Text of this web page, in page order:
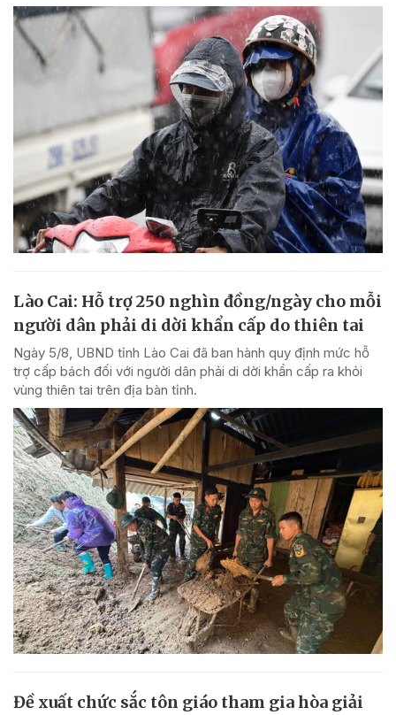
Lào Cai: Hỗ trợ 250 nghìn đồng/ngày cho mỗi
người dân phải di dời khẩn cấp do thiên tai
Ngày 5/8, UBND tỉnh Lào Cai đã ban hành quy định mức hỗ
trợ cấp bách đối với người dân phải di dời khẩn cấp ra khỏi
vùng thiên tai trên địa bàn tỉnh.
Đề xuất chức sắc tôn giáo tham gia hòa giải